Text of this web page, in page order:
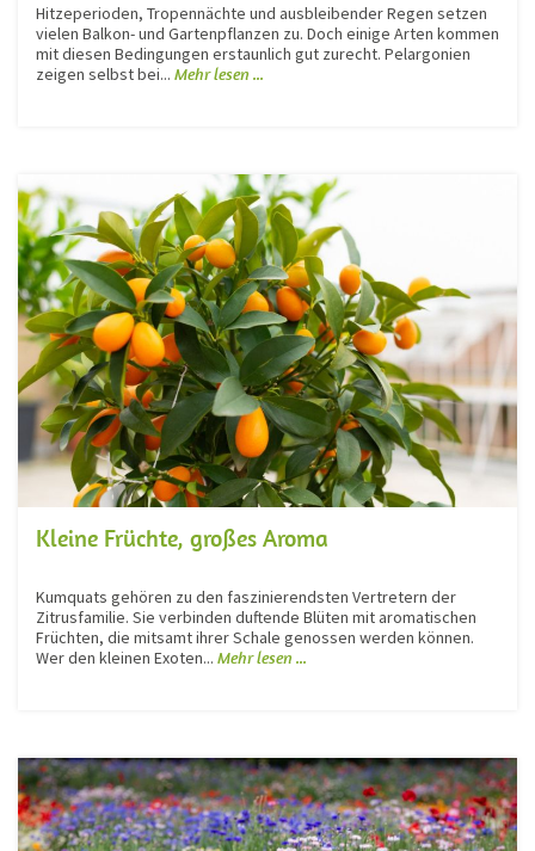
Hitzeperioden, Tropennächte und ausbleibender Regen setzen
vielen Balkon- und Gartenpflanzen zu. Doch einige Arten kommen
mit diesen Bedingungen erstaunlich gut zurecht. Pelargonien
zeigen selbst bei... Mehr lesen ...
Kleine Früchte, großes Aroma
Kumquats gehören zu den faszinierendsten Vertretern der
Zitrusfamilie. Sie verbinden duftende Blüten mit aromatischen
Früchten, die mitsamt ihrer Schale genossen werden können.
Wer den kleinen Exoten... Mehr lesen ...